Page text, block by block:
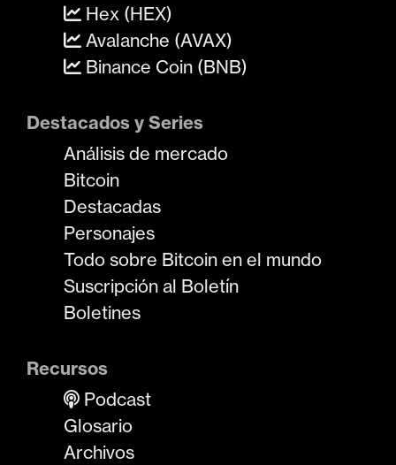
Hex (HEX)
Avalanche (AVAX)
Binance Coin (BNB)
Destacados y Series
Análisis de mercado
Bitcoin
Destacadas
Personajes
Todo sobre Bitcoin en el mundo
Suscripción al Boletín
Boletines
Recursos
Podcast
Glosario
Archivos